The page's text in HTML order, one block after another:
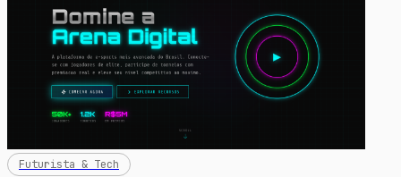
Futurista & Tech